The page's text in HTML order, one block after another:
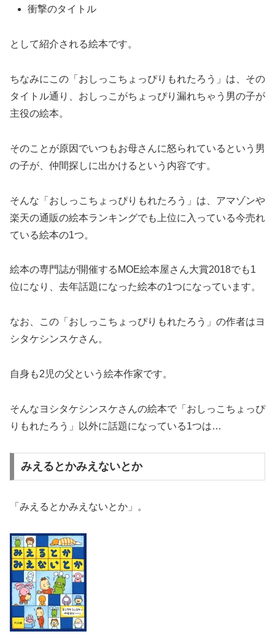
衝撃のタイトル
として紹介される絵本です。
ちなみにこの「おしっこちょっぴりもれたろう」は、その
タイトル通り、おしっこがちょっぴり漏れちゃう男の子が
主役の絵本。
そのことが原因でいつもお母さんに怒られているという男
の子が、仲間探しに出かけるという内容です。
そんな「おしっこちょっぴりもれたろう」は、アマゾンや
楽天の通販の絵本ランキングでも上位に入っている今売れ
ている絵本の1つ。
絵本の専門誌が開催するMOE絵本屋さん大賞2018でも1
位になり、去年話題になった絵本の1つになっています。
なお、この「おしっこちょっぴりもれたろう」の作者はヨ
シタケシンスケさん。
自身も2児の父という絵本作家です。
そんなヨシタケシンスケさんの絵本で「おしっこちょっぴ
りもれたろう」以外に話題になっている1つは…
みえるとかみえないとか
「みえるとかみえないとか」。